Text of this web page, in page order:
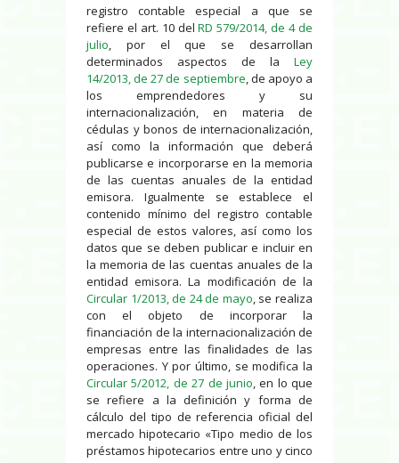
registro contable especial a que se
refiere el art. 10 delRD 579/2014, de 4 de
julio , por el que se desarrollan
determinados aspectos de la Ley
14/2013, de 27 de septiembre , de apoyo a
los emprendedores y su
internacionalización, en materia de
cédulas y bonos de internacionalización,
así como la información que deberá
publicarse e incorporarse en la memoria
de las cuentas anuales de la entidad
emisora. Igualmente se establece el
contenido mínimo del registro contable
especial de estos valores, así como los
datos que se deben publicar e incluir en
la memoria de las cuentas anuales de la
entidad emisora. La modificación de la
Circular 1/2013, de 24 de mayo , se realiza
con el objeto de incorporar la
financiación de la internacionalización de
empresas entre las finalidades de las
operaciones. Y por último, se modifica la
Circular 5/2012, de 27 de junio , en lo que
se refiere a la definición y forma de
cálculo del tipo de referencia oficial del
mercado hipotecario «Tipo medio de los
préstamos hipotecarios entre uno y cinco